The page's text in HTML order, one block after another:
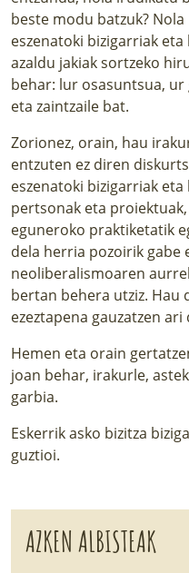
beste modu batzuk?
eszenatoki bizigarriak
azaldu jakiak sortzeko
behar: lur osasuntsua, ur
eta zaintzaile bat.
Zorionez, orain, hau
entzuten ez diren
eszenatoki bizigarriak
pertsonak eta
eguneroko praktiketatik
dela herria pozoirik gabe
neoliberalismoaren
bertan behera utziz. Hau
ezeztapena gauzatzen ari
Hemen eta orain
joan behar, irakurle,
garbia.
Eskerrik asko bizitza
guztioi.
AZKEN ALBISTEAK